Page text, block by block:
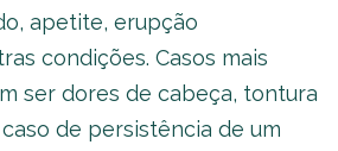
apetite, erupção
condições. Casos mais
ser dores de cabeça, tontura
de persistência de um